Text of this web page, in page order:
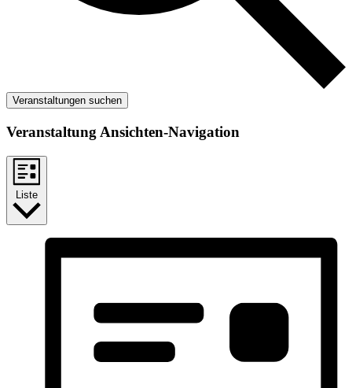
Veranstaltungen suchen
Veranstaltung Ansichten-Navigation
Liste